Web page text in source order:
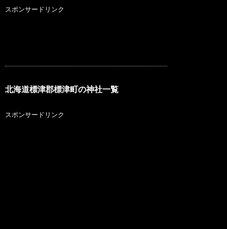
スポンサードリンク
北海道標津郡標津町の神社一覧
スポンサードリンク